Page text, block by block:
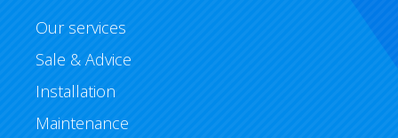
Our services
Sale & Advice
Installation
Maintenance